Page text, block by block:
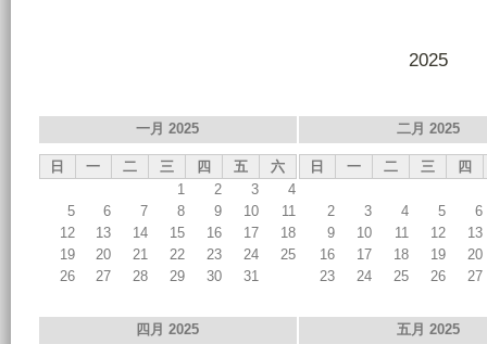
2025
一月 2025
日 一 二 三 四 五
六
1
2 3
4
5
6 7 8 9 10
11
12
13 14 15 16 17
18
19
20 21 22 23 24
25
26
27 28 29 30 31
二月 2025
日 一 二 三 四
2 3 4 5
6
9
10 11 12
13
16
17 18 19
20
23
24 25 26 27
四月 2025 五月 2025